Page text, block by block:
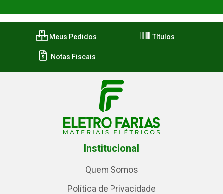
Meus Pedidos Títulos
Notas Fiscais
Institucional
Quem Somos
Política de Privacidade